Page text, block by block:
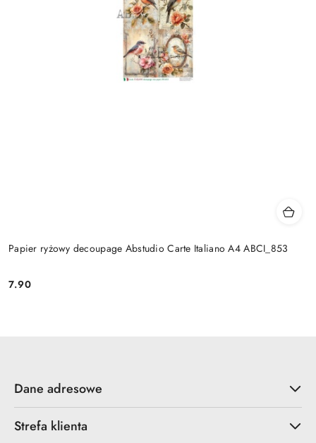
Papier ryżowy decoupage Abstudio Carte Italiano A4 ABCI_853
Cena:
7.90
Dane adresowe
Strefa klienta